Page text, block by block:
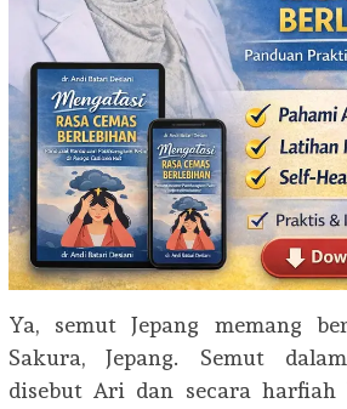
Ya, semut Jepang memang
Sakura, Jepang. Semut
disebut Ari dan secara harfiah